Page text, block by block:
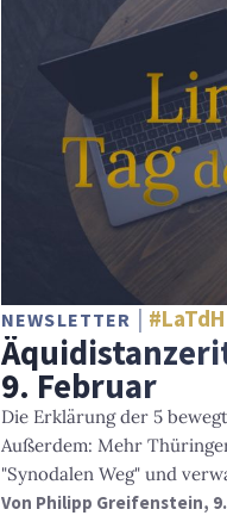
NEWSLETTER #LaTdH
9. Februar
Die Erklärung der 5
Außerdem: Mehr
"Synodalen Weg" und
Von Philipp Greifenstein,